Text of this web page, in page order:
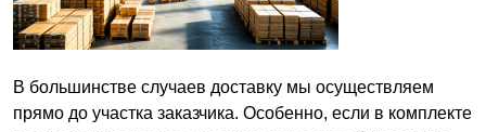
В большинстве случаев доставку мы осуществляем
прямо до участка заказчика. Особенно, если в комплекте